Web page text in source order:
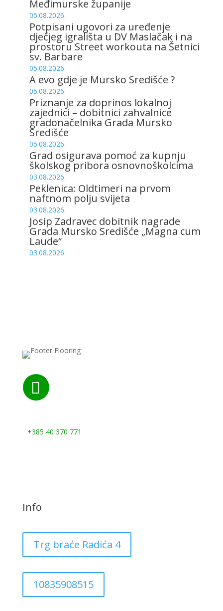
Međimurske županije
05.08.2026.
Potpisani ugovori za uređenje
dječjeg igrališta u DV Maslačak i na
prostoru Street workouta na Šetnici
sv. Barbare
05.08.2026.
A evo gdje je Mursko Središće ?
05.08.2026.
Priznanje za doprinos lokalnoj
zajednici – dobitnici zahvalnice
gradonačelnika Grada Mursko
Središće
05.08.2026.
Grad osigurava pomoć za kupnju
školskog pribora osnovnoškolcima
03.08.2026.
Peklenica: Oldtimeri na prvom
naftnom polju svijeta
03.08.2026.
Josip Zadravec dobitnik nagrade
Grada Mursko Središće „Magna cum
Laude“
03.08.2026.

+385 40 370 771
Info
Trg braće Radića 4
10835908515